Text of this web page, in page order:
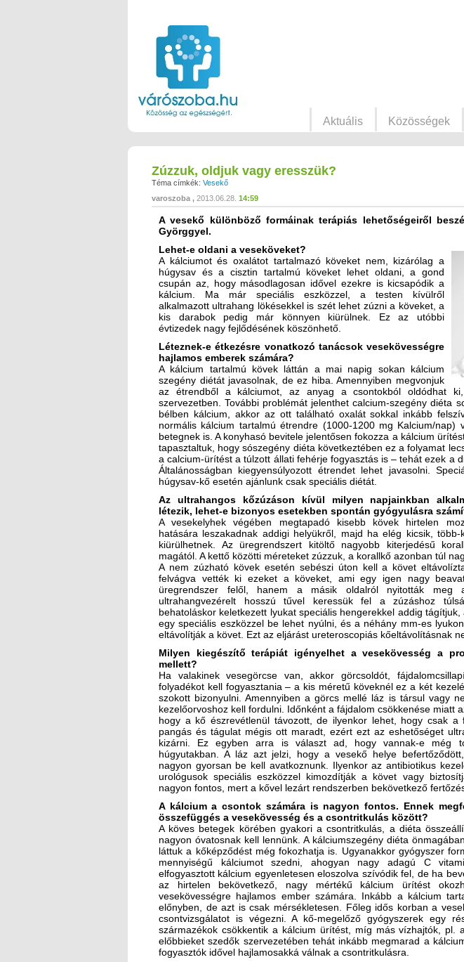
Aktuális Közösségek
Zúzzuk, oldjuk vagy eresszük?
Téma címkék: Vesekő
varoszoba
2013.06.28. 14:59
A vesekő különböző formáinak terápiás lehetőségeiről
Györggyel.
Lehet-e oldani a veseköveket?
A kálciumot és oxalátot tartalmazó köveket nem, kizárólag a
húgysav és a cisztin tartalmú köveket lehet oldani, a gond
csupán az, hogy másodlagosan idővel ezekre is kicsapódik a
kálcium. Ma már speciális eszközzel, a testen kívülről
alkalmazott ultrahang lökésekkel is szét lehet zúzni a köveket, a
kis darabok pedig már könnyen kiürülnek. Ez az utóbbi
évtizedek nagy fejlődésének köszönhető.
Léteznek-e étkezésre vonatkozó tanácsok vesekövességre
hajlamos emberek számára?
A kálcium tartalmú kövek láttán a mai napig sokan kálcium
szegény diétát javasolnak, de ez hiba. Amennyiben megvonjuk
az étrendből a kálciumot, az anyag a csontokból oldódhat
szervezetben. További problémát jelenthet calcium-szegény diéta
bélben kálcium, akkor az ott található oxalát sokkal inkább
normális kálcium tartalmú étrendre (1000-1200 mg Kalcium/nap)
betegnek is. A konyhasó bevitele jelentősen fokozza a kálcium
tapasztaltuk, hogy sószegény diéta következtében ez a folyamat
a calcium-ürítést a túlzott állati fehérje fogyasztás is – tehát ezek a
Általánosságban kiegyensúlyozott étrendet lehet javasolni.
húgysav-kő esetén ajánlunk csak speciális diétát.
Az ultrahangos kőzúzáson kívül milyen napjainkban
létezik, lehet-e bizonyos esetekben spontán gyógyulásra
A vesekelyhek végében megtapadó kisebb kövek hirtelen
hatására leszakadnak addigi helyükről, majd ha elég kicsik, több-
kiürülhetnek. Az üregrendszert kitöltő nagyobb kiterjedésű
magától. A kettő közötti méreteket zúzzuk, a korallkő azonban túl
A nem zúzható kövek esetén sebészi úton kell a követ
felvágva vették ki ezeket a köveket, ami egy igen nagy
üregrendszer felől, hanem a másik oldalról nyitották
ultrahangvezérelt hosszú tűvel keressük fel a zúzáshoz
behatoláskor keletkezett lyukat speciális hengerekkel addig
egy speciális eszközzel be lehet nyúlni, és a néhány mm-es
eltávolítják a követ. Ezt az eljárást ureteroscopiás kőeltávolításnak
Milyen kiegészítő terápiát igényelhet a vesekövesség a
mellett?
Ha valakinek vesegörcse van, akkor görcsoldót,
folyadékot kell fogyasztania – a kis méretű köveknél ez a két
szokott bizonyulni. Amennyiben a görcs mellé láz is társul vagy
kezelőorvoshoz kell fordulni. Időnként a fájdalom csökkenése miatt
hogy a kő észrevétlenül távozott, de ilyenkor lehet, hogy csak a
pangás és tágulat mégis ott maradt, ezért ezt az eshetőséget
kizárni. Ez egyben arra is választ ad, hogy vannak-e még
húgyutakban. A láz azt jelzi, hogy a vesekő helye
nagyon gyorsan be kell avatkoznunk. Ilyenkor az antibiotikus
urológusok speciális eszközzel kimozdítják a követ vagy
nagyon fontos, mert a kővel lezárt rendszerben bekövetkező
A kálcium a csontok számára is nagyon fontos. Ennek
összefüggés a vesekövesség és a csontritkulás között?
A köves betegek körében gyakori a csontritkulás, a diéta
nagyon óvatosnak kell lennünk. A kálciumszegény diéta
láttuk a kőképződést még fokozhatja is. Ugyanakkor gyógyszer
mennyiségű kálciumot szedni, ahogyan nagy adagú C
elfogyasztott kálcium egyenletesen eloszolva szívódik fel, de ha
az hirtelen bekövetkező, nagy mértékű kálcium ürítést
vesekövességre hajlamos ember számára. Inkább a kálcium
előnyben, de azt is csak mérsékletesen. Főleg idős korban a
csontvizsgálatot is végezni. A kő-megelőző gyógyszerek egy
származékok csökkentik a kálcium ürítést, míg más vízhajtók, pl.
előbbieket szedők szervezetében tehát inkább megmarad a
fogyasztók idővel hajlamosakká válnak a csontritkulásra.